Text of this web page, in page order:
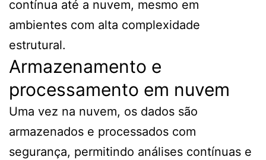
contínua até a nuvem, mesmo em
ambientes com alta complexidade
estrutural.
Armazenamento e
processamento em nuvem
Uma vez na nuvem, os dados são
armazenados e processados com
segurança, permitindo análises contínuas e